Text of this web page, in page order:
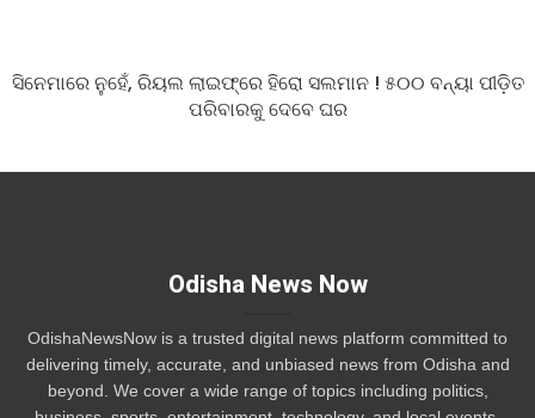
ସିନେମାରେ ନୁହେଁ, ରିୟଲ ଲାଇଫ୍‌ରେ ହିରୋ ସଲମାନ ! ୫୦୦ ବନ୍ୟା ପୀଡ଼ିତ
ପରିବାରକୁ ଦେବେ ଘର
Odisha News Now
OdishaNewsNow is a trusted digital news platform committed to
delivering timely, accurate, and unbiased news from Odisha and
beyond. We cover a wide range of topics including politics,